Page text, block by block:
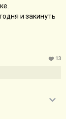
и закинуть
13